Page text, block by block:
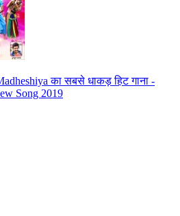
का सबसे धाकड़ हिट गाना -
Song 2019